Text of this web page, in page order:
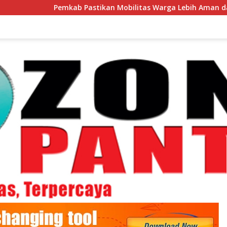
Pastikan Mobilitas Warga Lebih Aman dan Nyaman